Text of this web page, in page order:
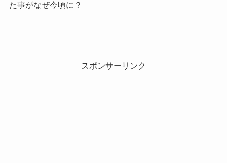
た事がなぜ今頃に？
スポンサーリンク